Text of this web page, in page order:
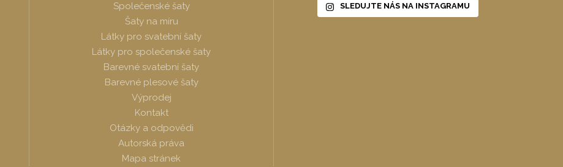
Společenské šaty
Šaty na míru
Látky pro svatební šaty
Látky pro společenské šaty
Barevné svatební šaty
Barevné plesové šaty
Výprodej
Kontakt
Otázky a odpovědi
Autorská práva
Mapa stránek
SLEDUJTE NÁS NA INSTAGRAMU